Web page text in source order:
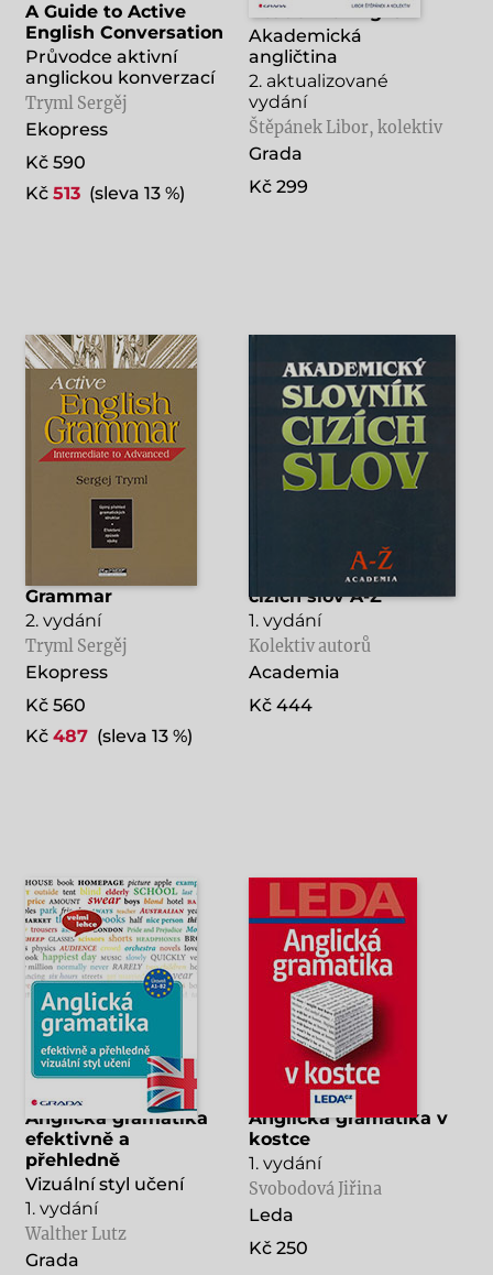
A Guide to Active
English Conversation
Průvodce aktivní
anglickou konverzací
Tryml Sergěj
Ekopress
Kč 590
Kč 513(sleva 13 %)
Academic English
Akademická
angličtina
2. aktualizované
vydání
Štěpánek Libor, kolektiv
Grada
Kč 299
Active English
Grammar
2. vydání
Tryml Sergěj
Ekopress
Kč 560
Kč 487(sleva 13 %)
Akademický slovník
cizích slov A-Ž
1. vydání
Kolektiv autorů
Academia
Kč 444
Anglická gramatika
efektivně a
přehledně
Vizuální styl učení
1. vydání
Walther Lutz
Grada
Anglická gramatika v
kostce
1. vydání
Svobodová Jiřina
Leda
Kč 250